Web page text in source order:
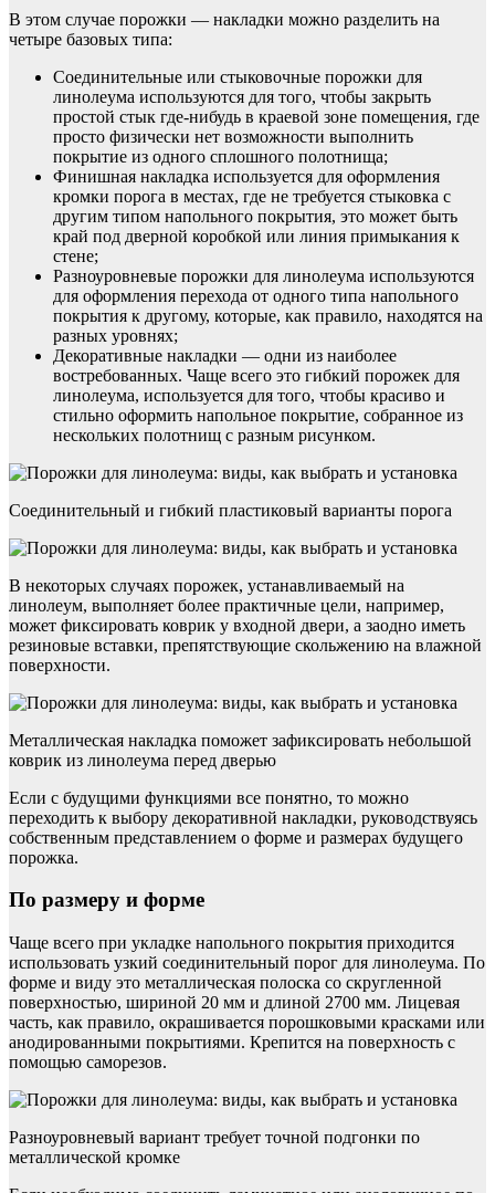
В этом случае порожки — накладки можно разделить на
четыре базовых типа:
Соединительные или стыковочные порожки для
линолеума используются для того, чтобы закрыть
простой стык где-нибудь в краевой зоне помещения, где
просто физически нет возможности выполнить
покрытие из одного сплошного полотнища;
Финишная накладка используется для оформления
кромки порога в местах, где не требуется стыковка с
другим типом напольного покрытия, это может быть
край под дверной коробкой или линия примыкания к
стене;
Разноуровневые порожки для линолеума используются
для оформления перехода от одного типа напольного
покрытия к другому, которые, как правило, находятся на
разных уровнях;
Декоративные накладки — одни из наиболее
востребованных. Чаще всего это гибкий порожек для
линолеума, используется для того, чтобы красиво и
стильно оформить напольное покрытие, собранное из
нескольких полотнищ с разным рисунком.
Соединительный и гибкий пластиковый варианты порога
В некоторых случаях порожек, устанавливаемый на
линолеум, выполняет более практичные цели, например,
может фиксировать коврик у входной двери, а заодно иметь
резиновые вставки, препятствующие скольжению на влажной
поверхности.
Металлическая накладка поможет зафиксировать небольшой
коврик из линолеума перед дверью
Если с будущими функциями все понятно, то можно
переходить к выбору декоративной накладки, руководствуясь
собственным представлением о форме и размерах будущего
порожка.
По размеру и форме
Чаще всего при укладке напольного покрытия приходится
использовать узкий соединительный порог для линолеума. По
форме и виду это металлическая полоска со скругленной
поверхностью, шириной 20 мм и длиной 2700 мм. Лицевая
часть, как правило, окрашивается порошковыми красками или
анодированными покрытиями. Крепится на поверхность с
помощью саморезов.
Разноуровневый вариант требует точной подгонки по
металлической кромке